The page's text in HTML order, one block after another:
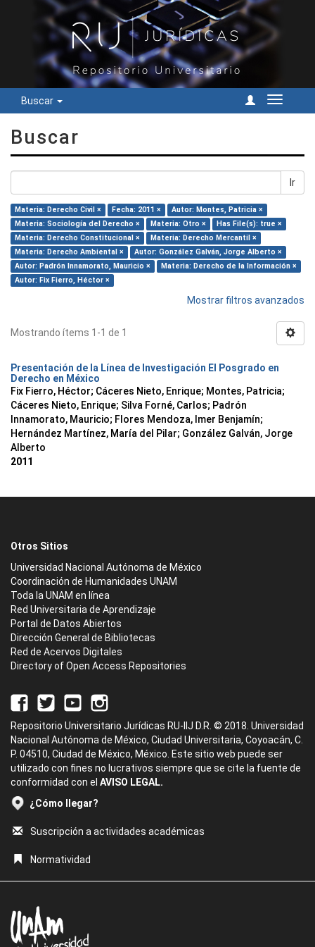
Buscar
Cambiar
Buscar
Ir
Materia: Derecho Civil × Fecha: 2011 ×
Autor: Montes, Patricia ×
Materia: Sociología del Derecho ×
Materia: Otro ×
Has File(s): true ×
Materia: Derecho Constitucional ×
Materia: Derecho Mercantil ×
Materia: Derecho Ambiental ×
Autor: González Galván, Jorge Alberto ×
Autor: Padrón Innamorato, Mauricio ×
Materia: Derecho de la Información ×
Autor: Fix Fierro, Héctor ×
Mostrar filtros avanzados
Mostrando ítems 1-1 de 1
Presentación de la Línea de Investigación El Posgrado en
Derecho en México
Fix Fierro, Héctor; Cáceres Nieto, Enrique; Montes, Patricia;
Cáceres Nieto, Enrique; Silva Forné, Carlos; Padrón
Innamorato, Mauricio; Flores Mendoza, Imer Benjamín;
Hernández Martínez, María del Pilar; González Galván, Jorge
Alberto
2011
Otros Sitios
Universidad Nacional Autónoma de México
Coordinación de Humanidades UNAM
Toda la UNAM en línea
Red Universitaria de Aprendizaje
Portal de Datos Abiertos
Dirección General de Bibliotecas
Red de Acervos Digitales
Directory of Open Access Repositories
Repositorio Universitario Jurídicas RU-IIJ D.R. © 2018. Universidad
Nacional Autónoma de México, Ciudad Universitaria, Coyoacán, C.
P. 04510, Ciudad de México, México. Este sitio web puede ser
utilizado con fines no lucrativos siempre que se cite la fuente de
conformidad con el AVISO LEGAL.
¿Cómo llegar?
Suscripción a actividades académicas
Normatividad